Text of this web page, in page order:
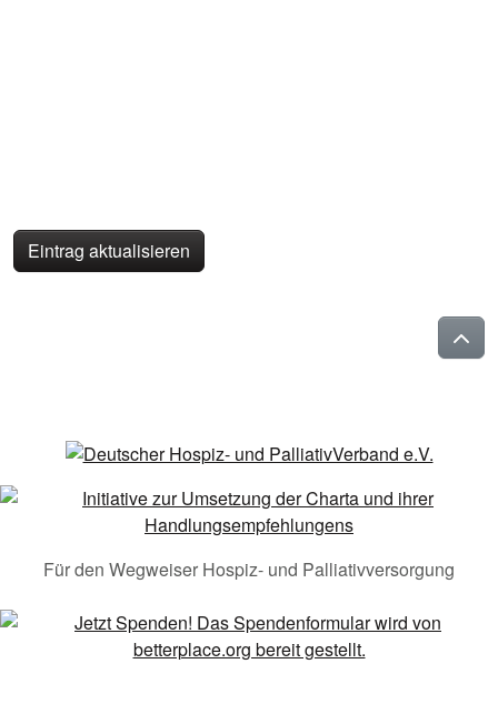
Eintrag aktualisieren
Für den Wegweiser Hospiz- und Palliativversorgung